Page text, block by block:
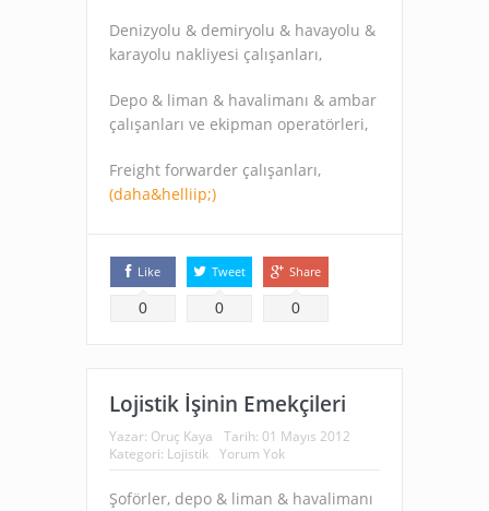
Denizyolu & demiryolu & havayolu &
karayolu nakliyesi çalışanları,
Depo & liman & havalimanı & ambar
çalışanları ve ekipman operatörleri,
Freight forwarder çalışanları,
(daha&helliip;)
Like
0
Tweet
0
Share
0
Lojistik İşinin Emekçileri
Yazar: Oruç Kaya Tarih: 01 Mayıs 2012
Kategori: Lojistik Yorum Yok
Şoförler, depo & liman & havalimanı